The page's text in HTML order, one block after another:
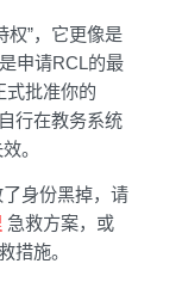
权”，它更像是
是申请RCL的最
式批准你的
行在教务系统
。
身份黑掉，请
急救方案，或
措施。